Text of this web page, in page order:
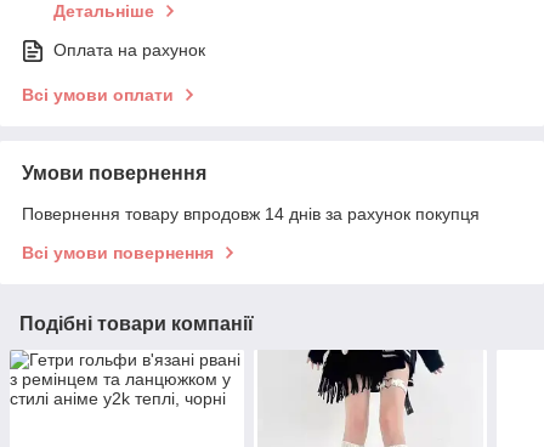
Детальніше
Оплата на рахунок
Всі умови оплати
Умови повернення
Повернення товару впродовж 14 днів за рахунок покупця
Всі умови повернення
Подібні товари компанії